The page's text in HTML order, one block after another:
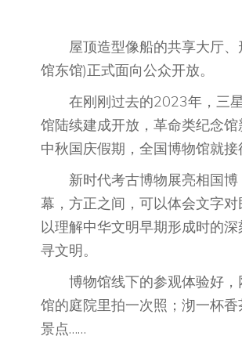
屋顶造型像船的共享大厅、
馆东馆)正式面向公众开放。
在刚刚过去的2023年，三星
馆陆续建成开放，革命类纪念
中秋国庆假期，全国博物馆就
新时代考古博物展亮相国博
幕，方正之间，可以体会文字
以理解中华文明早期形成时的
寻文明。
博物馆线下的参观体验好，
馆的庭院里拍一次照；沏一杯
景点……